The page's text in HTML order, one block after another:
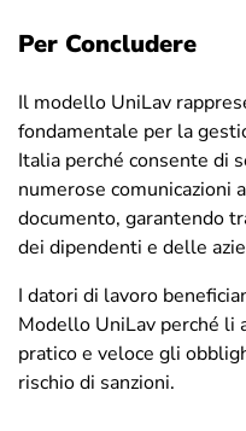
Per Concludere
Il modello UniLav
fondamentale per la
Italia perché consente di
numerose comunicazioni
documento, garantendo
dei dipendenti e delle
I datori di lavoro
Modello UniLav perché li
pratico e veloce gli
rischio di sanzioni.